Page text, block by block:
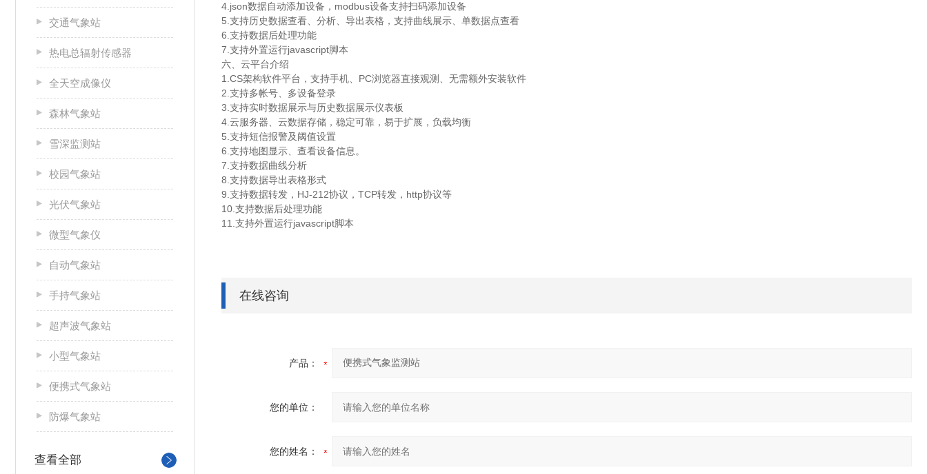
交通气象站
热电总辐射传感器
全天空成像仪
森林气象站
雪深监测站
校园气象站
光伏气象站
微型气象仪
自动气象站
手持气象站
超声波气象站
小型气象站
便携式气象站
防爆气象站
查看全部
4.json数据自动添加设备，modbus设备支持扫码添加设备
5.支持历史数据查看、分析、导出表格，支持曲线展示、单数据点查看
6.支持数据后处理功能
7.支持外置运行javascript脚本
六、云平台介绍
1.CS架构软件平台，支持手机、PC浏览器直接观测、无需额外安装软件
2.支持多帐号、多设备登录
3.支持实时数据展示与历史数据展示仪表板
4.云服务器、云数据存储，稳定可靠，易于扩展，负载均衡
5.支持短信报警及阈值设置
6.支持地图显示、查看设备信息。
7.支持数据曲线分析
8.支持数据导出表格形式
9.支持数据转发，HJ-212协议，TCP转发，http协议等
10.支持数据后处理功能
11.支持外置运行javascript脚本
在线咨询
产品：
您的单位：
您的姓名：